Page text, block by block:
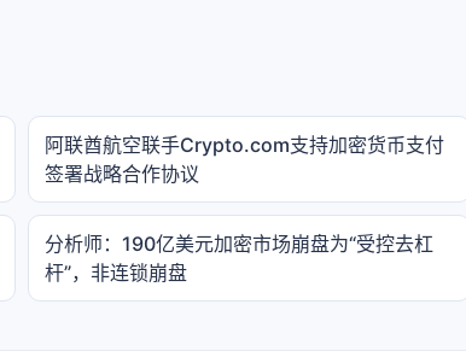
阿联酋航空联手Crypto.com支持加密货币支付
签署战略合作协议
分析师：190亿美元加密市场崩盘为“受控去杠
杆”，非连锁崩盘